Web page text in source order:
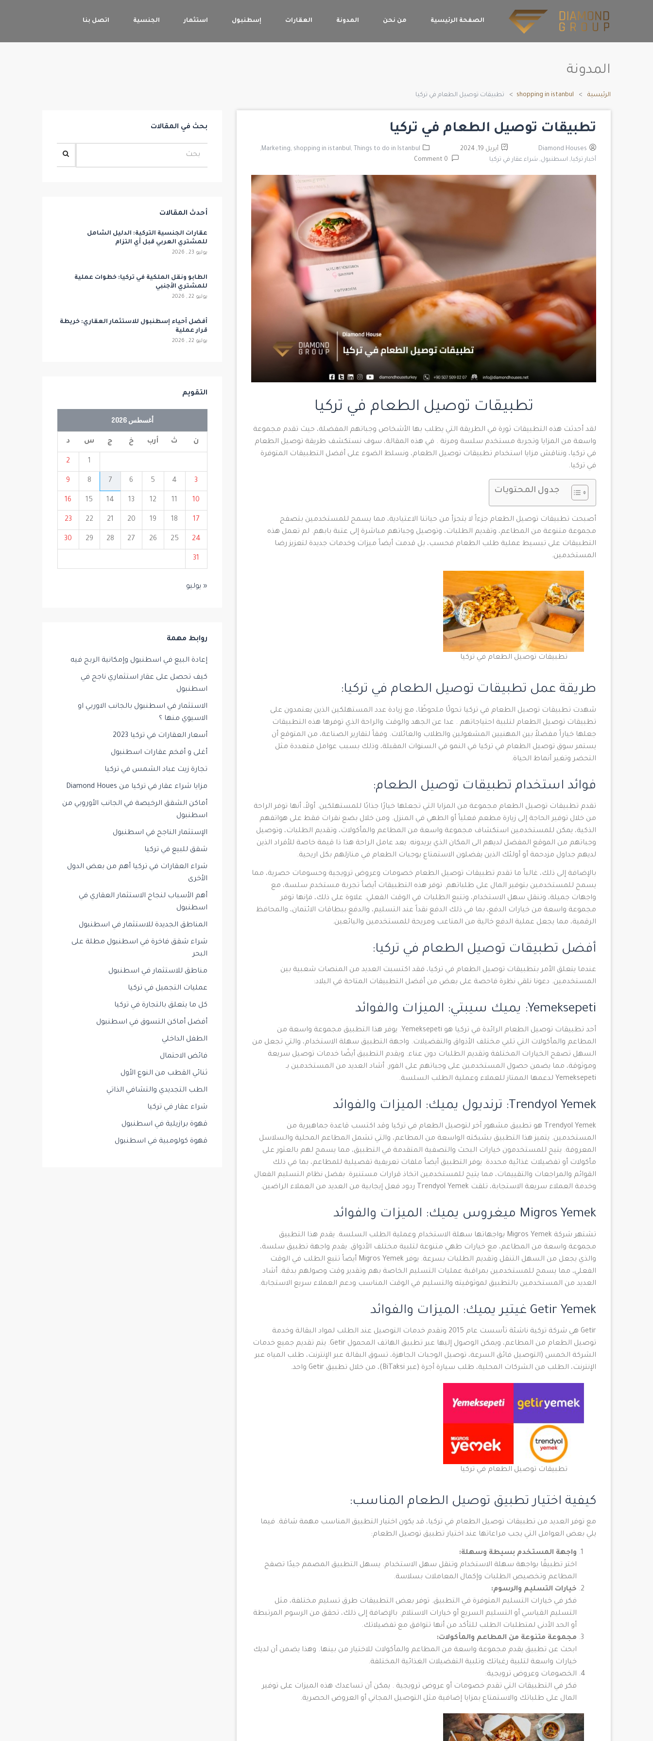
الصفحة الرئيسية من نحن المدونة العقارات إسطنبول استثمار الجنسية اتصل بنا
المدونة
الرئيسية shopping in istanbul تطبيقات توصيل الطعام في تركيا
تطبيقات توصيل الطعام في تركيا
Diamond Houses أبريل 19, 2024 Marketing, shopping in istanbul, Things to do in Istanbul,
أخبار تركيا, اسطنبول, شراء عقار في تركيا
تطبيقات توصيل الطعام في تركيا
لقد أحدثت هذه التطبيقات ثورة في الطريقة التي يطلب بها الأشخاص وجباتهم المفضلة، حيث تقدم مجموعة
واسعة من المزايا وتجربة مستخدم سلسة ومرنة . في هذه المقالة، سوف نستكشف طريقة توصيل الطعام
في تركيا، ونناقش مزايا استخدام تطبيقات توصيل الطعام، ونسلط الضوء على أفضل التطبيقات المتوفرة
في تركيا.
جدول المحتويات
أصبحت تطبيقات توصيل الطعام جزءاً لا يتجزأ من حياتنا الاعتيادية، مما يسمح للمستخدمين بتصفح
مجموعة متنوعة من المطاعم، وتقديم الطلبات، وتوصيل وجباتهم مباشرة إلى عتبة بابهم. لم تعمل هذه
التطبيقات على تبسيط عملية طلب الطعام فحسب، بل قدمت أيضاً ميزات وخدمات جديدة لتعزيز رضا
المستخدمين.
تطبيقات توصيل الطعام في تركيا
طريقة عمل تطبيقات توصيل الطعام في تركيا:
شهدت تطبيقات توصيل الطعام في تركيا تحولًا ملحوظًا، مع زيادة عدد المستهلكين الذين يعتمدون على
تطبيقات توصيل الطعام لتلبية احتياجاتهم . عدا عن الجهد والوقت والراحة الذي توفرها هذه التطبيقات
جعلها خياراً مفضلاً بين المهنيين المشغولين والطلاب والعائلات. وفقاً لتقارير الصناعة، من المتوقع أن
يستمر سوق توصيل الطعام في تركيا في النمو في السنوات المقبلة، وذلك بسبب عوامل متعددة مثل
التحضر وتغير أنماط الحياة.
فوائد استخدام تطبيقات توصيل الطعام:
تقدم تطبيقات توصيل الطعام مجموعة من المزايا التي تجعلها خيارًا جذابًا للمستهلكين. أولاً، أنها توفر الراحة
من خلال توفير الحاجة إلى زيارة مطعم فعلياً أو الطهي في المنزل. ومن خلال بضع نقرات فقط على هواتفهم
الذكية، يمكن للمستخدمين استكشاف مجموعة واسعة من المطاعم والمأكولات، وتقديم الطلبات، وتوصيل
وجباتهم من الموقع المفضل لديهم الى المكان الذي يريدونه. يعد عامل الراحة هذا ذا قيمة خاصة للأفراد الذين
لديهم جداول مزدحمة أو أولئك الذين يفضلون الاستمتاع بوجبات الطعام في منازلهم بكل اريحية.
بالإضافة إلى ذلك، غالباً ما تقدم تطبيقات توصيل الطعام خصومات وعروض ترويجية وحسومات حصرية، مما
يسمح للمستخدمين بتوفير المال على طلباتهم. توفر هذه التطبيقات أيضاً تجربة مستخدم سلسة، مع
واجهات جميلة، وتنقل سهل الاستخدام، وتتبع الطلبات في الوقت الفعلي. علاوة على ذلك، فإنها توفر
مجموعة واسعة من خيارات الدفع، بما في ذلك الدفع نقداً عند التسليم، والدفع ببطاقات الائتمان، والمحافظ
الرقمية، مما يجعل عملية الدفع خالية من المتاعب ومريحة للمستخدمين والبائعين.
أفضل تطبيقات توصيل الطعام في تركيا:
عندما يتعلق الأمر بتطبيقات توصيل الطعام في تركيا، فقد اكتسبت العديد من المنصات شعبية بين
المستخدمين. دعونا نلقي نظرة فاحصة على بعض من أفضل التطبيقات المتاحة في البلاد:
Yemeksepeti: يميك سيبتي: الميزات والفوائد
أحد تطبيقات توصيل الطعام الرائدة في تركيا هو Yemeksepeti. يوفر هذا التطبيق مجموعة واسعة من
المطاعم والمأكولات التي تلبي مختلف الأذواق والتفضيلات. واجهة التطبيق سهلة الاستخدام، والتي تجعل من
السهل تصفح الخيارات المختلفة وتقديم الطلبات دون عناء. ويقدم التطبيق أيضًا خدمات توصيل سريعة
وموثوقة، مما يضمن حصول المستخدمين على وجباتهم على الفور. أشاد العديد من المستخدمين بـ
Yemeksepeti لدعمها الممتاز للعملاء وعملية الطلب السلسة.
Trendyol Yemek: ترنديول يميك: الميزات والفوائد
Trendyol Yemek هو تطبيق مشهور آخر لتوصيل الطعام في تركيا وقد اكتسب قاعدة جماهيرية من
المستخدمين. يتميز هذا التطبيق بشبكته الواسعة من المطاعم، والتي تشمل المطاعم المحلية والسلاسل
المعروفة. يتيح للمستخدمون خيارات البحث والتصفية المتقدمة في التطبيق، مما يسمح لهم بالعثور على
مأكولات أو تفضيلات غذائية محددة. يوفر التطبيق أيضاً ملفات تعريفية تفصيلية للمطاعم، بما في ذلك
القوائم والمراجعات والتقييمات، مما يتيح للمستخدمين اتخاذ قرارات مستنيرة. بفضل نظام التسليم الفعال
وخدمة العملاء سريعة الاستجابة، تلقت Trendyol Yemek ردود فعل إيجابية من العديد من العملاء الراضين.
Migros Yemek ميغروس يميك: الميزات والفوائد
تشتهر شركة Migros Yemek بواجهاتها سهلة الاستخدام وعملية الطلب السلسة. يقدم هذا التطبيق
مجموعة واسعة من المطاعم، مع خيارات طهي متنوعة لتلبية مختلف الأذواق. يقدم واجهة تطبيق سلسة،
والذي يجعل من السهل التنقل وتقديم الطلبات بسرعة. يوفر Migros Yemek أيضاً تتبع الطلب في الوقت
الفعلي، مما يسمح للمستخدمين بمراقبة عمليات التسليم الخاصة بهم وتقدير وقت وصولهم بدقة. أشاد
العديد من المستخدمين بالتطبيق لموثوقيته والتسليم في الوقت المناسب ودعم العملاء سريع الاستجابة.
Getir Yemek غيتير يميك: الميزات والفوائد
Getir هي شركة تركية ناشئة تأسست عام 2015 وتقدم خدمات التوصيل عند الطلب لمواد البقالة وخدمة
توصيل الطعام من المطاعم، ويمكن الوصول إليها عبر تطبيق الهاتف المحمول Getir. يتم تقديم جميع خدمات
الشركة الخمس (التوصيل فائق السرعة، توصيل الوجبات الجاهزة، تسوق البقالة عبر الإنترنت، طلب المياه عبر
الإنترنت، الطلب من الشركات المحلية، طلب سيارة أجرة (عبر BiTaksi)، من خلال تطبيق Getir واحد.
تطبيقات توصيل الطعام في تركيا
كيفية اختيار تطبيق توصيل الطعام المناسب:
مع توفر العديد من تطبيقات توصيل الطعام في تركيا، قد يكون اختيار التطبيق المناسب مهمة شاقة. فيما
يلي بعض العوامل التي يجب مراعاتها عند اختيار تطبيق توصيل الطعام:
واجهة المستخدم بسيطة وسهلة:
اختر تطبيقًا بواجهة سهلة الاستخدام وتنقل سهل الاستخدام. يسهل التطبيق المصمم جيدًا تصفح
المطاعم وتخصيص الطلبات وإكمال المعاملات بسلاسة.
خيارات التسليم والرسوم:
فكر في خيارات التسليم المتوفرة في التطبيق. توفر بعض التطبيقات طرق تسليم مختلفة، مثل
التسليم القياسي أو التسليم السريع أو خيارات الاستلام. بالإضافة إلى ذلك، تحقق من الرسوم المرتبطة
أو الحد الأدنى لمتطلبات الطلب للتأكد من أنها تتوافق مع تفضيلاتك.
مجموعة متنوعة من المطاعم والمأكولات:
ابحث عن تطبيق يقدم مجموعة واسعة من المطاعم والمأكولات للاختيار من بينها. وهذا يضمن أن لديك
خيارات واسعة لتلبية رغباتك وتلبية التفضيلات الغذائية المختلفة.
الخصومات وعروض ترويجية:
فكر في التطبيقات التي تقدم خصومات أو عروض ترويجية . يمكن أن تساعدك هذه الميزات على توفير
المال على طلباتك والاستمتاع بمزايا إضافية مثل التوصيل المجاني أو العروض الحصرية.
بحث في المقالات
أحدث المقالات
عقارات الجنسية التركية: الدليل الشامل
للمشتري العربي قبل أي التزام
يوليو 23 , 2026
الطابو ونقل الملكية في تركيا: خطوات عملية
للمشتري الأجنبي
يوليو 22 , 2026
أفضل أحياء إسطنبول للاستثمار العقاري: خريطة
قرار عملية
يوليو 22 , 2026
التقويم
أغسطس 2026
ن ث أرب خ ج س د
1
2
3
4
5
6
7
8
9
10
11
12
13
14
15
16
17
18
19
20
21
22
23
24
25
26
27
28
29
30
31
« يوليو
روابط مهمة
إعادة البيع في اسطنبول وإمكانية الربح فيه
كيف تحصل على عقار استثماري ناجح في
اسطنبول
الاستثمار في اسطنبول بالجانب الاوربي او
الاسيوي منها ؟
أسعار العقارات في تركيا 2023
أغلى و أفخم عقارات اسطنبول
تجارة زيت عباد الشمس في تركيا
مزايا شراء عقار في تركيا من Diamond Houes
أماكن الشقق الرخيصة في الجانب الأوروبي من
اسطنبول
الإستثمار الناجح في اسطنبول
شقق للبيع في تركيا
شراء العقارات في تركيا أهم من بعض الدول
الأخرى
أهم الأسباب لنجاح الاستثمار العقاري في
اسطنبول
المناطق الجديدة للاستثمار في اسطنبول
شراء شقق فاخرة في اسطنبول مطلة على
البحر
مناطق للاستثمار في اسطنبول
عمليات التجميل في تركيا
كل ما يتعلق بالتجارة في تركيا
أفضل أماكن التسوق في اسطنبول
الطفل الداخلي
فائض الاحتمال
ثنائي القطب من النوع الأول
الطب التجديدي والتشافي الذاتي
شراء عقار في تركيا
قهوة برازيلية في اسطنبول
قهوة كولومبية في اسطنبول